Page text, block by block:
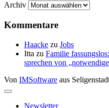
Archiv
Kommentare
Haacke zu Jobs
Itta zu Familie
sprechen von
Von IMSoftware aus
Newsletter